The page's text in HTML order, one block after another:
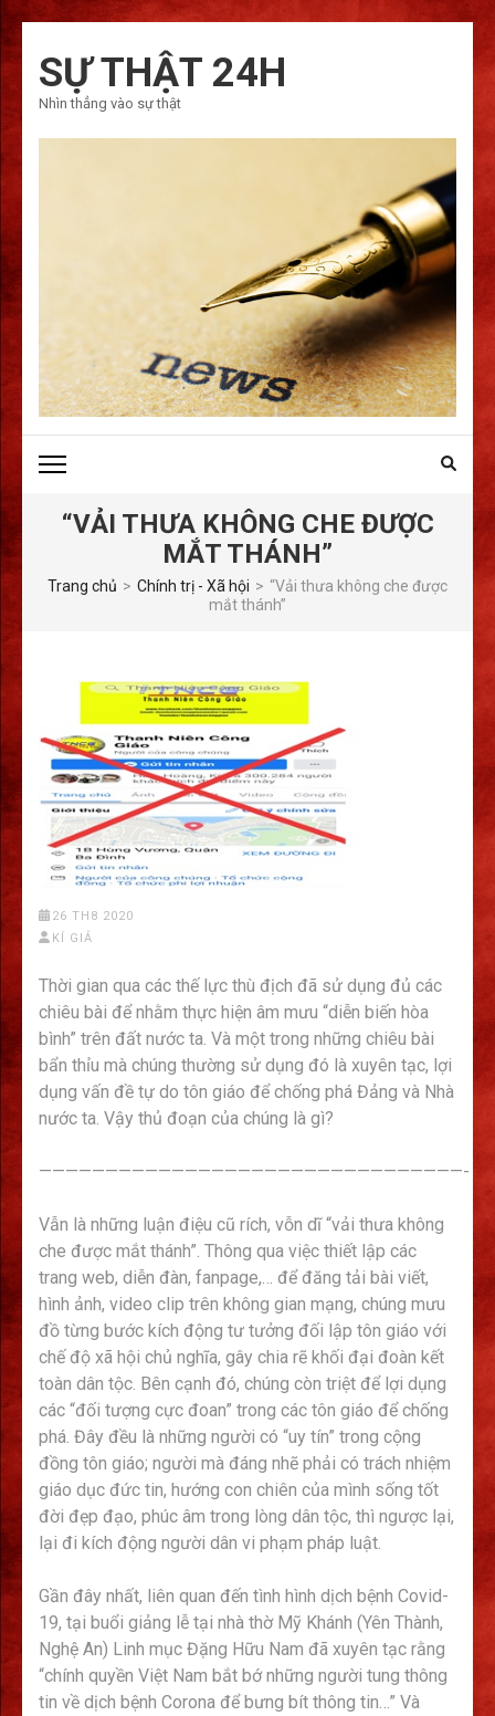
qua
tới
nội
SỰ THẬT 24H
Nhìn thẳng vào sự thật
“VẢI THƯA KHÔNG CHE ĐƯỢC
MẮT THÁNH”
Trang chủ > Chính trị - Xã hội > “Vải thưa không che được
mắt thánh”
26 TH8 2020
KÍ GIẢ
Thời gian qua các thế lực thù địch đã sử dụng đủ các
chiêu bài để nhằm thực hiện âm mưu “diễn biến hòa
bình” trên đất nước ta. Và một trong những chiêu bài
bẩn thỉu mà chúng thường sử dụng đó là xuyên tạc, lợi
dụng vấn đề tự do tôn giáo để chống phá Đảng và Nhà
nước ta. Vậy thủ đoạn của chúng là gì?
————————————————————————————————-
Vẫn là những luận điệu cũ rích, vỗn dĩ “vải thưa không
che được mắt thánh”. Thông qua việc thiết lập các
trang web, diễn đàn, fanpage,… để đăng tải bài viết,
hình ảnh, video clip trên không gian mạng, chúng mưu
đồ từng bước kích động tư tưởng đối lập tôn giáo với
chế độ xã hội chủ nghĩa, gây chia rẽ khối đại đoàn kết
toàn dân tộc. Bên cạnh đó, chúng còn triệt để lợi dụng
các “đối tượng cực đoan” trong các tôn giáo để chống
phá. Đây đều là những người có “uy tín” trong cộng
đồng tôn giáo; người mà đáng nhẽ phải có trách nhiệm
giáo dục đức tin, hướng con chiên của mình sống tốt
đời đẹp đạo, phúc âm trong lòng dân tộc, thì ngược lại,
lại đi kích động người dân vi phạm pháp luật.
Gần đây nhất, liên quan đến tình hình dịch bệnh Covid-
19, tại buổi giảng lễ tại nhà thờ Mỹ Khánh (Yên Thành,
Nghệ An) Linh mục Đặng Hữu Nam đã xuyên tạc rằng
“chính quyền Việt Nam bắt bớ những người tung thông
tin về dịch bệnh Corona để bưng bít thông tin…” Và